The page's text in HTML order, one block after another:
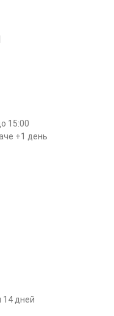
15:00
+1 день
14 дней